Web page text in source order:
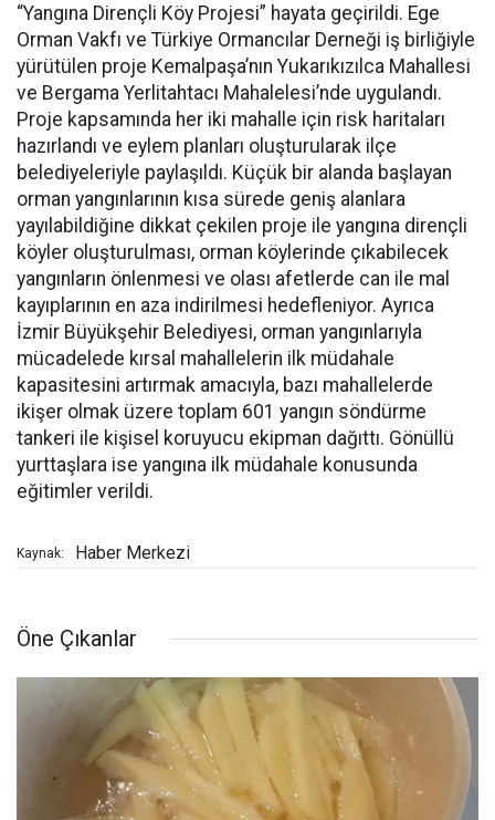
“Yangına Dirençli Köy Projesi” hayata geçirildi. Ege
Orman Vakfı ve Türkiye Ormancılar Derneği iş birliğiyle
yürütülen proje Kemalpaşa’nın Yukarıkızılca Mahallesi
ve Bergama Yerlitahtacı Mahalelesi’nde uygulandı.
Proje kapsamında her iki mahalle için risk haritaları
hazırlandı ve eylem planları oluşturularak ilçe
belediyeleriyle paylaşıldı. Küçük bir alanda başlayan
orman yangınlarının kısa sürede geniş alanlara
yayılabildiğine dikkat çekilen proje ile yangına dirençli
köyler oluşturulması, orman köylerinde çıkabilecek
yangınların önlenmesi ve olası afetlerde can ile mal
kayıplarının en aza indirilmesi hedefleniyor. Ayrıca
İzmir Büyükşehir Belediyesi, orman yangınlarıyla
mücadelede kırsal mahallelerin ilk müdahale
kapasitesini artırmak amacıyla, bazı mahallelerde
ikişer olmak üzere toplam 601 yangın söndürme
tankeri ile kişisel koruyucu ekipman dağıttı. Gönüllü
yurttaşlara ise yangına ilk müdahale konusunda
eğitimler verildi.
Kaynak: Haber Merkezi
Öne Çıkanlar